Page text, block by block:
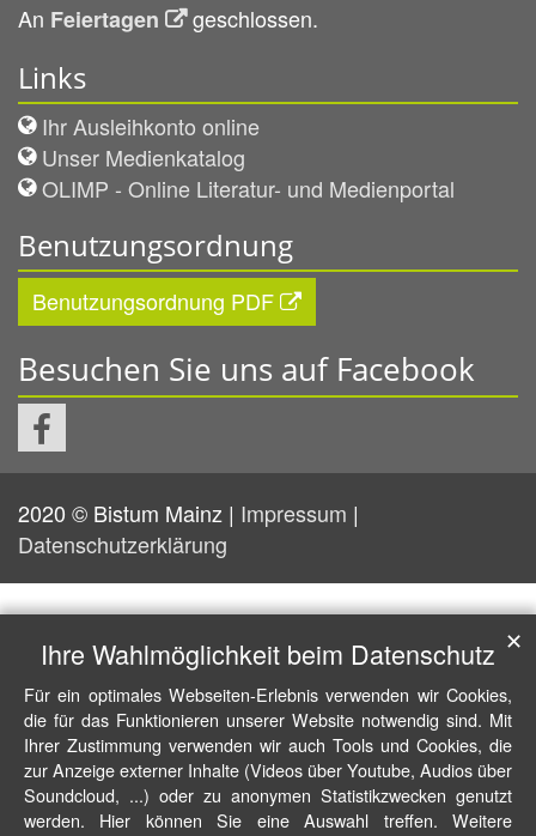
An Feiertagen geschlossen.
Links
Ihr Ausleihkonto online
Unser Medienkatalog
OLIMP - Online Literatur- und Medienportal
Benutzungsordnung
Benutzungsordnung PDF
Besuchen Sie uns auf Facebook
2020 © Bistum Mainz | Impressum |
Datenschutzerklärung
Ihre Wahlmöglichkeit beim Datenschutz
Für ein optimales Webseiten-Erlebnis verwenden wir Cookies,
die für das Funktionieren unserer Website notwendig sind. Mit
Ihrer Zustimmung verwenden wir auch Tools und Cookies, die
zur Anzeige externer Inhalte (Videos über Youtube, Audios über
Soundcloud, ...) oder zu anonymen Statistikzwecken genutzt
werden. Hier können Sie eine Auswahl treffen. Weitere
✕